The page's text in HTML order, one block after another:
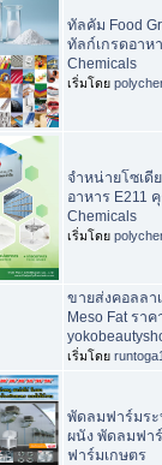
ทัลคัม Food
ทัลก์เกรดอาห
Chemicals
เริ่มโดย
จำหน่ายโซเดี
อาหาร E211
Chemicals
เริ่มโดย
ขายส่งคอลลา
Meso Fat รา
เริ่มโดย
พัดลมฟาร์มร
ผนัง พัดลมฟา
ฟาร์มเกษตร